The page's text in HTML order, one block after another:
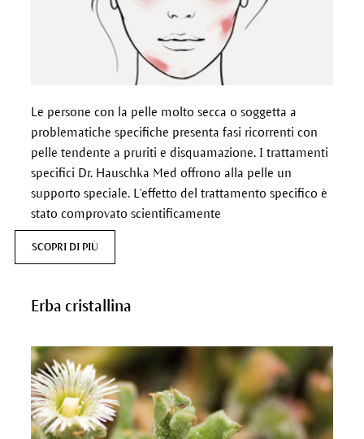
Le persone con la pelle molto secca o soggetta a
problematiche specifiche presenta fasi ricorrenti con
pelle tendente a pruriti e disquamazione. I trattamenti
specifici Dr. Hauschka Med offrono alla pelle un
supporto speciale. L'effetto del trattamento specifico è
stato comprovato scientificamente
SCOPRI DI PIÙ
Erba cristallina